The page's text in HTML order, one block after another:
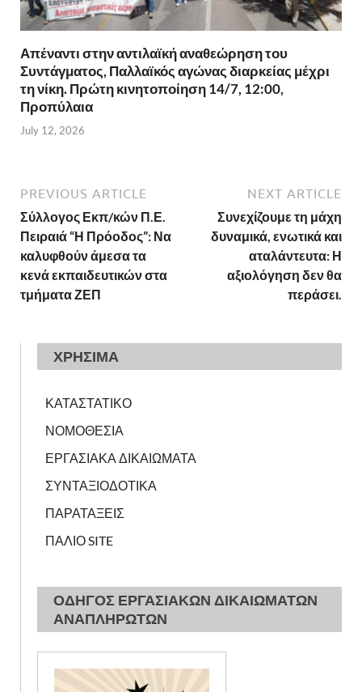
Απέναντι στην αντιλαϊκή αναθεώρηση του
Συντάγματος, Παλλαϊκός αγώνας διαρκείας μέχρι
τη νίκη. Πρώτη κινητοποίηση 14/7, 12:00,
Προπύλαια
July 12, 2026
PREVIOUS ARTICLE
Σύλλογος Εκπ/κών Π.Ε.
Πειραιά “Η Πρόοδος”: Να
καλυφθούν άμεσα τα
κενά εκπαιδευτικών στα
τμήματα ΖΕΠ
NEXT ARTICLE
Συνεχίζουμε τη μάχη
δυναμικά, ενωτικά και
αταλάντευτα: Η
αξιολόγηση δεν θα
περάσει
ΧΡΗΣΙΜΑ
ΚΑΤΑΣΤΑΤΙΚΟ
ΝΟΜΟΘΕΣΙΑ
ΕΡΓΑΣΙΑΚΑ ΔΙΚΑΙΩΜΑΤΑ
ΣΥΝΤΑΞΙΟΔΟΤΙΚΑ
ΠΑΡΑΤΑΞΕΙΣ
ΠΑΛΙΟ SITE
ΟΔΗΓΟΣ ΕΡΓΑΣΙΑΚΩΝ ΔΙΚΑΙΩΜΑΤΩΝ
ΑΝΑΠΛΗΡΩΤΩΝ